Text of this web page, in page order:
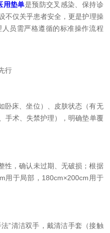
用垫单是预防交叉感染、保持诊
不仅关乎患者安全，更是护理操
员需严格遵循的标准操作流程
行
床、坐位）、皮肤状态（有无
手术、失禁护理），明确垫单覆
，确认未过期、无破损；根据
用于局部，180cm×200cm用于
清洁双手，戴清洁手套（接触